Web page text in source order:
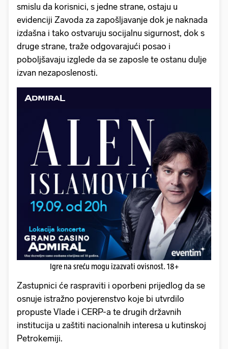
smislu da korisnici, s jedne strane, ostaju u
evidenciji Zavoda za zapošljavanje dok je naknada
izdašna i tako ostvaruju socijalnu sigurnost, dok s
druge strane, traže odgovarajući posao i
poboljšavaju izglede da se zaposle te ostanu dulje
izvan nezaposlenosti.
Igre na sreću mogu izazvati ovisnost. 18+
Zastupnici će raspraviti i oporbeni prijedlog da se
osnuje istražno povjerenstvo koje bi utvrdilo
propuste Vlade i CERP-a te drugih državnih
institucija u zaštiti nacionalnih interesa u kutinskoj
Petrokemiji.